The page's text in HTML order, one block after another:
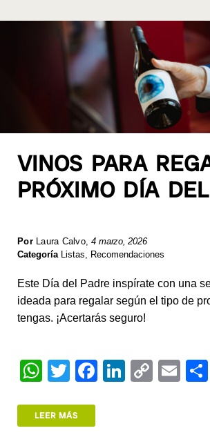
VINOS PARA
PRÓXIMO DÍA
Por Laura Calvo,4 marzo, 2026
Categoría Listas, Recomendaciones
Este Día del Padre inspírate con una
ideada para regalar según el tipo de
tengas. ¡Acertarás seguro!
W
at
T
tt
F
Li
C
E
LEER MÁS